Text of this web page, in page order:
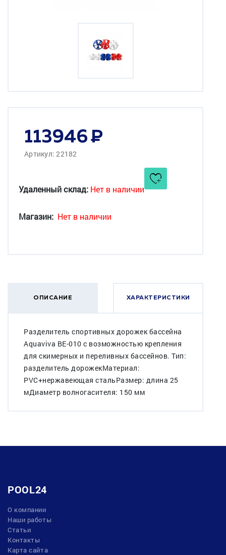
113946
Артикул: 22182
Удаленный склад: Нет в наличии
Магазин: Нет в наличии
ОПИСАНИЕ ХАРАКТЕРИСТИКИ
Разделитель спортивных дорожек бассейна
Aquaviva BE-010 с возможностью крепления
для скимерных и переливных бассейнов. Тип:
разделитель дорожекМатериал:
PVC+нержавеющая стальРазмер: длина 25
мДиаметр волногасителя: 150 мм
POOL24
О компании
Наши работы
Статьи
Контакты
Карта сайта